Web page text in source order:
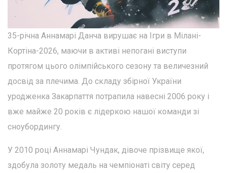
35-річна Аннамарі Данча вирушає на Ігри в Мілані-
Кортіна-2026, маючи в активі непогані виступи
протягом цього олімпійського сезону та величезний
досвід за плечима. До складу збірної України
уродженка Закарпаття потрапила навесні 2006 року і
вже майже 20 років є лідеркою нашої команди зі
сноубордингу.
У 2010 році Аннамарі Чундак, дівоче прізвище якої,
здобула золоту медаль на чемпіонаті світу серед